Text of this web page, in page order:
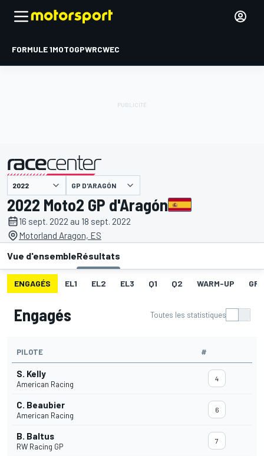
FORMULE 1MOTOGPWRCWEC
présenté par GP D'ARAGÓN
2022 Moto2 GP d'Aragón
16 sept. 2022 au 18 sept. 2022
Motorland Aragon, ES
Vue d'ensembleRésultats
ENGAGÉS EL1 EL2 EL3 Q1 Q2 WARM-UP
Engagés Toutes les statistiques
PILOTE #
S. Kelly
American Racing
4
C. Beaubier
American Racing
6
B. Baltus
RW Racing GP
7